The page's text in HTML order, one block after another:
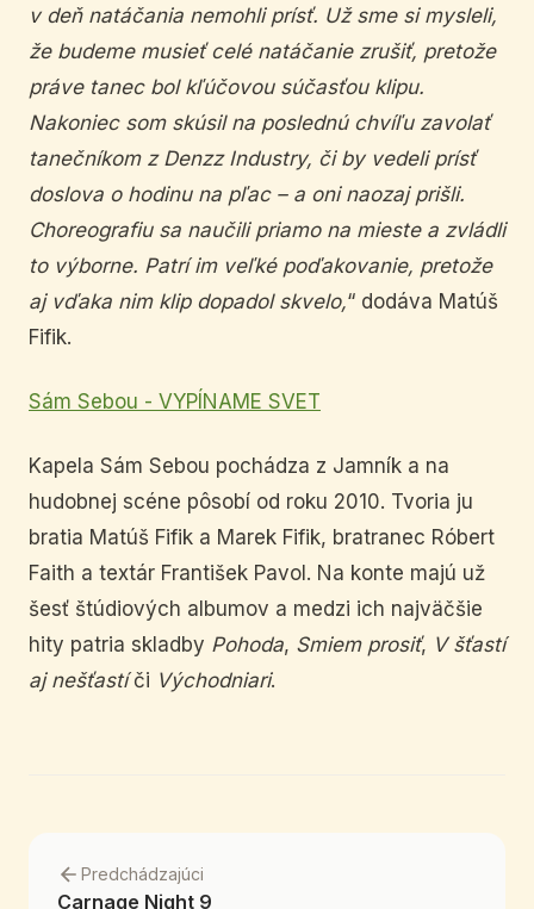
v deň natáčania nemohli prísť. Už sme si mysleli,
že budeme musieť celé natáčanie zrušiť, pretože
práve tanec bol kľúčovou súčasťou klipu.
Nakoniec som skúsil na poslednú chvíľu zavolať
tanečníkom z Denzz Industry, či by vedeli prísť
doslova o hodinu na pľac – a oni naozaj prišli.
Choreografiu sa naučili priamo na mieste a zvládli
to výborne. Patrí im veľké poďakovanie, pretože
aj vďaka nim klip dopadol skvelo,“ dodáva Matúš
Fifik.
Sám Sebou - VYPÍNAME SVET
Kapela Sám Sebou pochádza z Jamník a na
hudobnej scéne pôsobí od roku 2010. Tvoria ju
bratia Matúš Fifik a Marek Fifik, bratranec Róbert
Faith a textár František Pavol. Na konte majú už
šesť štúdiových albumov a medzi ich najväčšie
hity patria skladby Pohoda, Smiem prosiť, V šťastí
aj nešťastíči Východniari.
Predchádzajúci
Carnage Night 9